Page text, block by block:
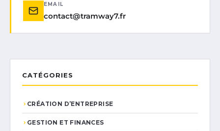
EMAIL
contact@tramway7.fr
CATÉGORIES
CRÉATION D’ENTREPRISE
GESTION ET FINANCES